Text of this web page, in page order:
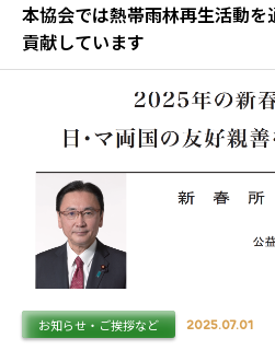
本協会では熱帯雨林再生活動
貢献しています
お知らせ・ご挨拶など 2025.07.01